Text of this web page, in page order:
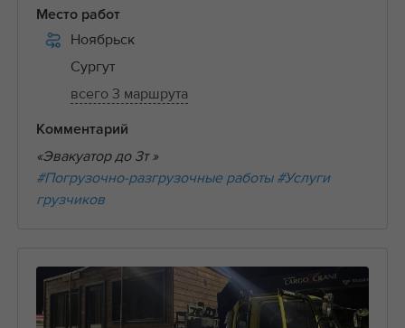
Место работ
Ноябрьск
Сургут
всего 3 маршрута
Комментарий
«Эвакуатор до 3т »
#Погрузочно-разгрузочные работы #Услуги
грузчиков